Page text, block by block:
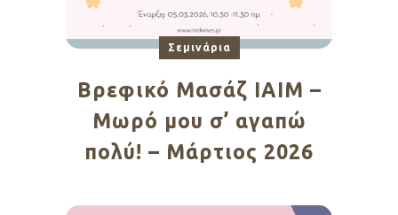
Σεμινάρια
Βρεφικό Μασάζ ΙΑΙΜ –
Μωρό μου σ’ αγαπώ
πολύ! – Μάρτιος 2026